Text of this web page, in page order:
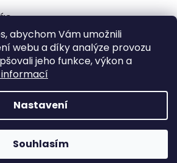
abychom Vám umožnili
webu a díky analýze provozu
jeho funkce, výkon a
Nastavení
Souhlasím
údajů
Vytvořil Shoptet
. Všechna práva vyhrazena.